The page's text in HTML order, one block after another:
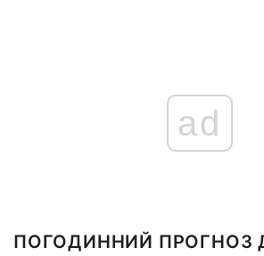
ad
ПОГОДИННИЙ ПРОГНОЗ